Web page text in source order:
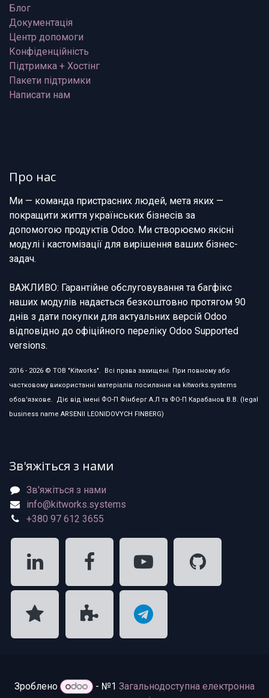
Блог
Документація
Центр допомоги
Конфіденційність
Підтримка + Хостінг
Пакети підтримки
Написати нам
Про нас
Ми — команда пристрасних людей, мета яких —
покращити життя українських бізнесів за
допомогою продуктів Odoo. Ми створюємо якісні
модулі і кастомізації для вирішення ваших бізнес-
задач.
ВАЖЛИВО: Гарантійне обслуговування та багфікс
наших модулів надається безкоштовно протягом 90
днів з дати покупки для актуальних версій Odoo
відповідно до офіційного переліку Odoo Supported
versions.
2016 - 2026 © ТОВ "Kitworks". Всі права захищені. При повному або
частковому використанні матеріалів посилання на kitworks.systems
обов'язкове. Діє від імені ФО-П Фінберг А.Л та ФО-П Карабанов В.В. (legal
business name ARSENII LEONIDOVYCH FINBERG)
Зв'яжіться з нами
Зв'яжіться з нами
info@kitworks.systems
+380 97 612 3655
Зроблено - №1 Загальнодоступна електронна